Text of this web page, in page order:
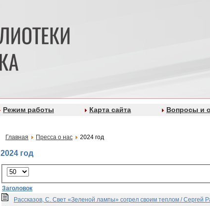
Режим работы Карта сайта Вопросы и
Главная Пресса о нас 2024 год
2024 год
Заголовок
Рассказов, С. Свет «Зеленой лампы» согрел своим теплом / Сергей